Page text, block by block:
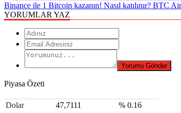
Binance ile 1 Bitcoin kazanın! Nasıl katılınır? BTC
YORUMLAR YAZ
Piyasa Özeti
Dolar 47,7111
% 0.16